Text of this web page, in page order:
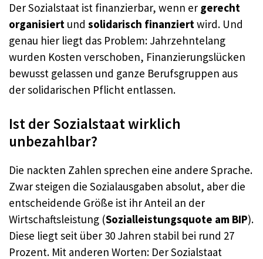
Der Sozialstaat ist finanzierbar, wenn er gerecht
organisiert und solidarisch finanziertwird. Und
genau hier liegt das Problem: Jahrzehntelang
wurden Kosten verschoben, Finanzierungslücken
bewusst gelassen und ganze Berufsgruppen aus
der solidarischen Pflicht entlassen.
Ist der Sozialstaat wirklich
unbezahlbar?
Die nackten Zahlen sprechen eine andere Sprache.
Zwar steigen die Sozialausgaben absolut, aber die
entscheidende Größe ist ihr Anteil an der
Wirtschaftsleistung (Sozialleistungsquote am BIP).
Diese liegt seit über 30 Jahren stabil bei rund 27
Prozent. Mit anderen Worten: Der Sozialstaat